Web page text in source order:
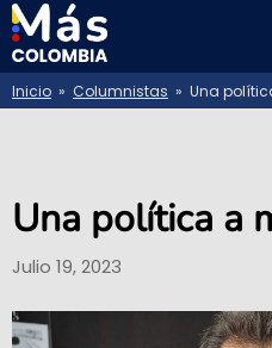
Inicio » Columnistas » Una
Una política a
Julio 19, 2023